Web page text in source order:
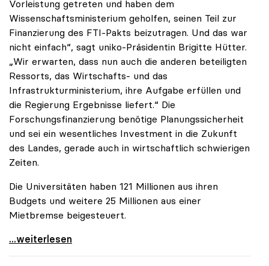
Vorleistung getreten und haben dem
Wissenschaftsministerium geholfen, seinen Teil zur
Finanzierung des FTI-Pakts beizutragen. Und das war
nicht einfach“, sagt uniko-Präsidentin Brigitte Hütter.
„Wir erwarten, dass nun auch die anderen beteiligten
Ressorts, das Wirtschafts- und das
Infrastrukturministerium, ihre Aufgabe erfüllen und
die Regierung Ergebnisse liefert.“ Die
Forschungsfinanzierung benötige Planungssicherheit
und sei ein wesentliches Investment in die Zukunft
des Landes, gerade auch in wirtschaftlich schwierigen
Zeiten.
Die Universitäten haben 121 Millionen aus ihren
Budgets und weitere 25 Millionen aus einer
Mietbremse beigesteuert.
„Verzögerung unverständlich“: Universitäten
...weiterlesen